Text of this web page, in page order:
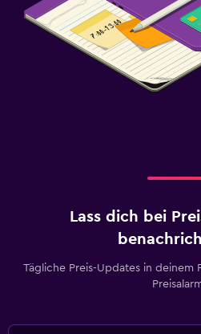
Lass dich bei
Tägliche Preis-Updates in deinem